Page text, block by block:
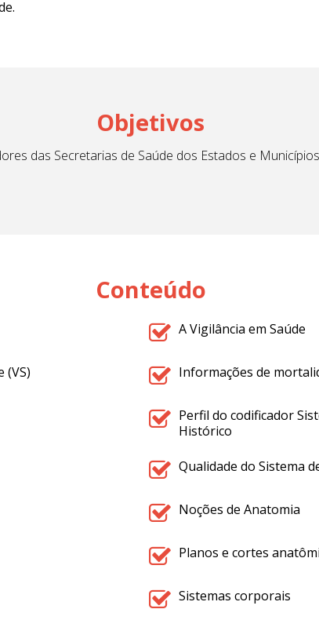
Objetivos
das Secretarias de Saúde dos Estados e
Conteúdo
A Vigilância em Saúde
(VS) Informações de
Perfil do codificador
Histórico
Qualidade do Sistema
Noções de Anatomia
Planos e cortes
Sistemas corporais